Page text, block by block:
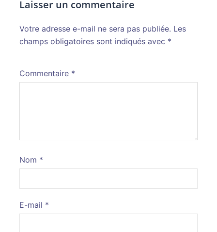
Laisser un commentaire
Votre adresse e-mail ne sera pas publiée. Les
champs obligatoires sont indiqués avec *
Commentaire *
Nom *
E-mail *
Alternative: